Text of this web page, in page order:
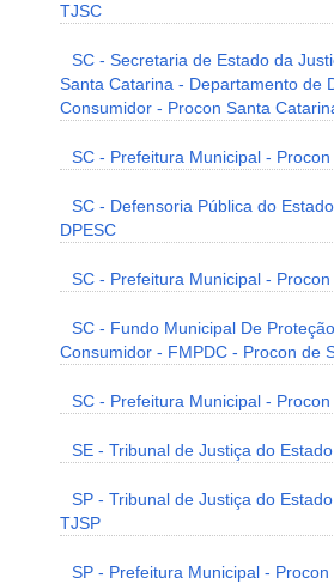
TJSC
SC - Secretaria de Estado da
Santa Catarina - Departamento de
Consumidor - Procon Santa
SC - Prefeitura Municipal -
SC - Defensoria Pública do
DPESC
SC - Prefeitura Municipal -
SC - Fundo Municipal De
Consumidor - FMPDC - Procon de
SC - Prefeitura Municipal -
SE - Tribunal de Justiça do
SP - Tribunal de Justiça do
TJSP
SP - Prefeitura Municipal -